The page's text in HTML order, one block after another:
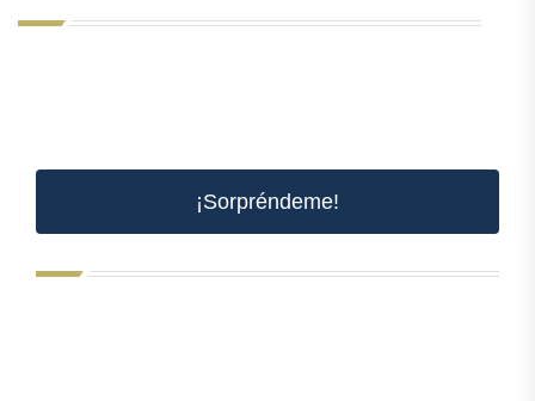
¡Sorpréndeme!